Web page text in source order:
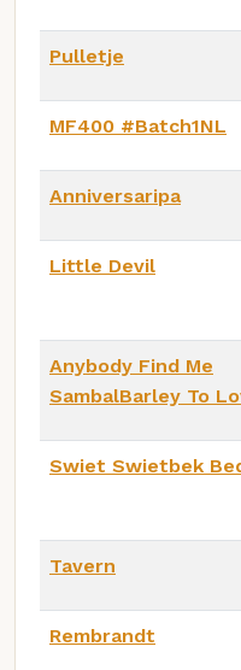
Pulletje
MF400 #Batch1NL
Anniversaripa
Little Devil
Anybody Find Me
SambalBarley To
Swiet Swietbek
Tavern
Rembrandt